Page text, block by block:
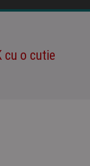
cu o cutie